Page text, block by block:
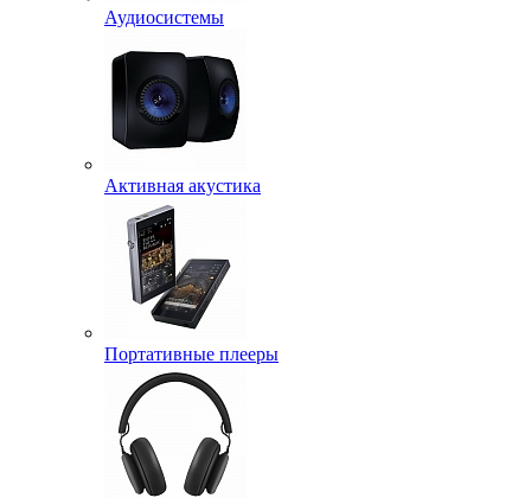
Аудиосистемы
Активная акустика
Портативные плееры